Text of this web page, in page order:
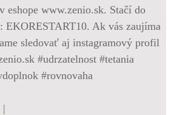
eshope www.zenio.sk. Stačí do
EKORESTART10. Ak vás zaujíma
sledovať aj instagramový profil
#udrzatelnost #tetania
#rovnovaha
|